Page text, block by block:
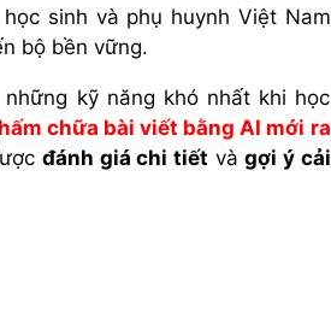
sinh và phụ huynh Việt Nam
bộ bền vững.
kỹ năng khó nhất khi học
chữa bài viết bằng AI mới ra
đánh giá chi tiết vàgợi ý cải